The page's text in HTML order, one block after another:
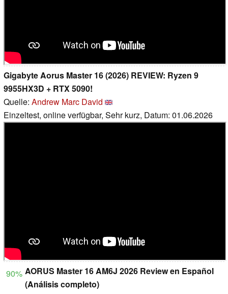
Gigabyte Aorus Master 16 (2026) REVIEW: Ryzen 9
9955HX3D + RTX 5090!
Quelle: Andrew Marc David
Einzeltest, online verfügbar, Sehr kurz, Datum: 01.06.2026
90% AORUS Master 16 AM6J 2026 Review en Español
(Análisis completo)